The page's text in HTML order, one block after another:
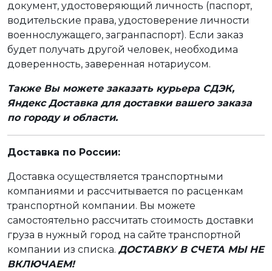
документ, удостоверяющий личность (паспорт,
водительские права, удостоверение личности
военнослужащего, загранпаспорт). Если заказ
будет получать другой человек, необходима
доверенность, заверенная нотариусом.
Также Вы можете заказать курьера СДЭК,
Яндекс Доставка для доставки вашего заказа
по городу и области.
Доставка по России:
Доставка осуществляется транспортными
компаниями и рассчитывается по расценкам
транспортной компании. Вы можете
самостоятельно рассчитать стоимость доставки
груза в нужный город на сайте транспортной
компании из списка. ДОСТАВКУ В СЧЕТА МЫ НЕ
ВКЛЮЧАЕМ!